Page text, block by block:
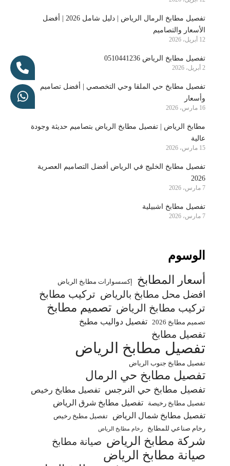
تفصيل مطابخ الرمال الرياض | دليل شامل 2026 | أفضل
الأسعار والتصاميم
12 أبريل، 2026
تفصيل مطابخ الرياض 0510441236
2 أبريل، 2026
تفصيل مطابخ حي الملقا وحي التخصصي | أفضل تصاميم
وأسعار
16 مارس، 2026
مطابخ الرياض | تفصيل مطابخ الرياض بتصاميم حديثة وجودة
عالية
15 مارس، 2026
تفصيل مطابخ الخليج في الرياض أفضل التصاميم العصرية
2026
7 مارس، 2026
تفصيل مطابخ اشبيلية
7 مارس، 2026
الوسوم
أسعار المطابخ إكسسوارات مطابخ الرياض
افضل محل مطابخ بالرياض تركيب مطابخ
تركيب مطابخ الرياض تصميم مطابخ
تصميم مطابخ 2026 تفصيل دواليب مطبخ
تفصيل مطابخ
تفصيل مطابخ الرياض
تفصيل مطابخ جنوب الرياض
تفصيل مطابخ حي الرمال
تفصيل مطابخ حي النرجس تفصيل مطابخ رخيص
تفصيل مطابخ رخيصة
تفصيل مطابخ شرق الرياض
تفصيل مطابخ شمال الرياض
تفصيل مطبخ رخيص
رخام صناعي للمطابخ
رخام مطابخ الرياض
شركة مطابخ الرياض صيانة مطابخ
صيانة مطابخ الرياض